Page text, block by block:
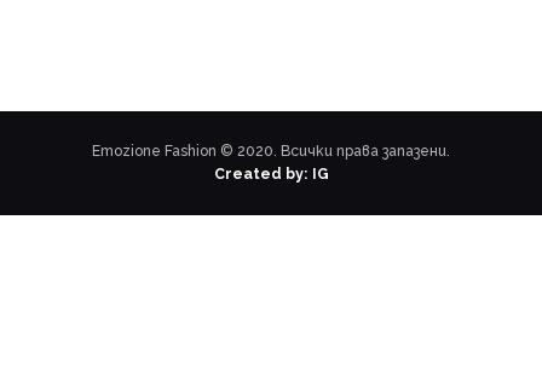
Emozione Fashion © 2020. Всички права запазени.
Created by: IG